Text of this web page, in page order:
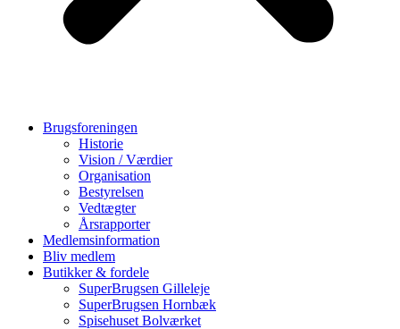
Brugsforeningen
Historie
Vision / Værdier
Organisation
Bestyrelsen
Vedtægter
Årsrapporter
Medlemsinformation
Bliv medlem
Butikker & fordele
SuperBrugsen Gilleleje
SuperBrugsen Hornbæk
Spisehuset Bolværket